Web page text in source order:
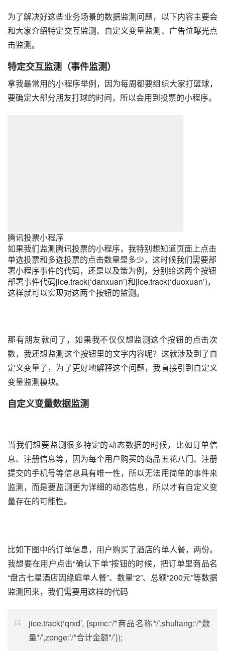
为了解决好这些业务场景的数据监测问题，以下内容主要会
和大家介绍特定交互监测、自定义变量监测、广告位曝光点
击监测。
特定交互监测（事件监测）
拿我最常用的小程序举例，因为每周都要组织大家打篮球，
要确定大部分朋友打球的时间，所以会用到投票的小程序。
腾讯投票小程序
如果我们监测腾讯投票的小程序，我特别想知道页面上点击
单选投票和多选投票的点击数量是多少，这时候我们需要部
署小程序事件的代码，还是以及策为例，分别给这两个按钮
部署事件代码jice.track(‘danxuan’)和jice.track(‘duoxuan’)，
这样就可以实现对这两个按钮的监测。
那有朋友就问了，如果我不仅仅想监测这个按钮的点击次
数，我还想监测这个按钮里的文字内容呢？这就涉及到了自
定义变量了，为了更好地解释这个问题，我直接引到自定义
变量监测模块。
自定义变量数据监测
当我们想要监测很多特定的动态数据的时候，比如订单信
息、注册信息等，因为每个用户购买的商品五花八门、注册
提交的手机号等信息具有唯一性，所以无法用简单的事件来
监测，而是要监测更为详细的动态信息，所以才有自定义变
量存在的可能性。
比如下图中的订单信息，用户购买了酒店的单人餐，两份。
我想要在用户点击“确认下单”按钮的时候，把订单里商品名
“盘古七星酒店因缘庭单人餐”、数量“2”、总额“200元”等数据
监测回来，我们需要用这样的代码
jice.track(‘qrxd’, {spmc:‘/*商品名称*/’,shuliang:‘/*数
量*/’,zonge:’/*合计金额*/’});